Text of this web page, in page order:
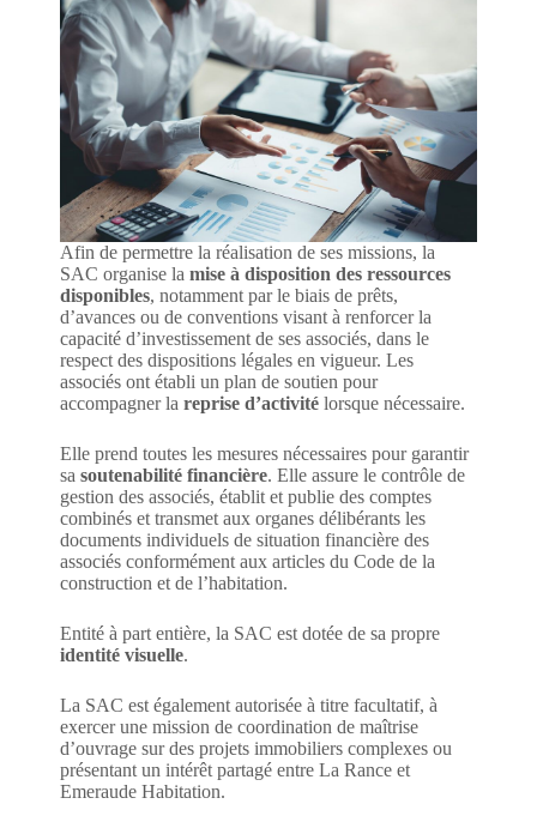
Afin de permettre la réalisation de ses missions, la
SAC organise la mise à disposition des ressources
disponibles, notamment par le biais de prêts,
d’avances ou de conventions visant à renforcer la
capacité d’investissement de ses associés, dans le
respect des dispositions légales en vigueur. Les
associés ont établi un plan de soutien pour
accompagner la reprise d’activité lorsque nécessaire.
Elle prend toutes les mesures nécessaires pour garantir
sa soutenabilité financière. Elle assure le contrôle de
gestion des associés, établit et publie des comptes
combinés et transmet aux organes délibérants les
documents individuels de situation financière des
associés conformément aux articles du Code de la
construction et de l’habitation.
Entité à part entière, la SAC est dotée de sa propre
identité visuelle.
La SAC est également autorisée à titre facultatif, à
exercer une mission de coordination de maîtrise
d’ouvrage sur des projets immobiliers complexes ou
présentant un intérêt partagé entre La Rance et
Emeraude Habitation.